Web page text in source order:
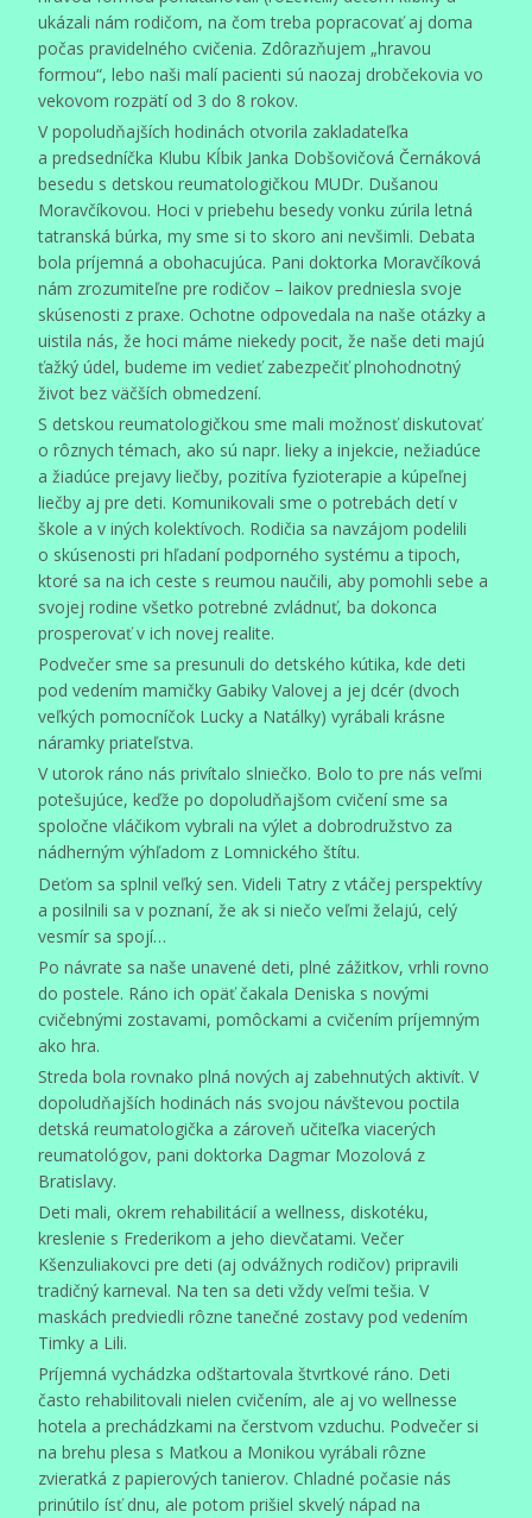
ukázali nám rodičom, na čom treba popracovať aj doma
počas pravidelného cvičenia. Zdôrazňujem „hravou
formou“, lebo naši malí pacienti sú naozaj drobčekovia vo
vekovom rozpätí od 3 do 8 rokov.
V popoludňajších hodinách otvorila zakladateľka
a predsedníčka Klubu Kĺbik Janka Dobšovičová Černáková
besedu s detskou reumatologičkou MUDr. Dušanou
Moravčíkovou. Hoci v priebehu besedy vonku zúrila letná
tatranská búrka, my sme si to skoro ani nevšimli. Debata
bola príjemná a obohacujúca. Pani doktorka Moravčíková
nám zrozumiteľne pre rodičov – laikov predniesla svoje
skúsenosti z praxe. Ochotne odpovedala na naše otázky a
uistila nás, že hoci máme niekedy pocit, že naše deti majú
ťažký údel, budeme im vedieť zabezpečiť plnohodnotný
život bez väčších obmedzení.
S detskou reumatologičkou sme mali možnosť diskutovať
o rôznych témach, ako sú napr. lieky a injekcie, nežiadúce
a žiadúce prejavy liečby, pozitíva fyzioterapie a kúpeľnej
liečby aj pre deti. Komunikovali sme o potrebách detí v
škole a v iných kolektívoch. Rodičia sa navzájom podelili
o skúsenosti pri hľadaní podporného systému a tipoch,
ktoré sa na ich ceste s reumou naučili, aby pomohli sebe a
svojej rodine všetko potrebné zvládnuť, ba dokonca
prosperovať v ich novej realite.
Podvečer sme sa presunuli do detského kútika, kde deti
pod vedením mamičky Gabiky Valovej a jej dcér (dvoch
veľkých pomocníčok Lucky a Natálky) vyrábali krásne
náramky priateľstva.
V utorok ráno nás privítalo slniečko. Bolo to pre nás veľmi
potešujúce, keďže po dopoludňajšom cvičení sme sa
spoločne vláčikom vybrali na výlet a dobrodružstvo za
nádherným výhľadom z Lomnického štítu.
Deťom sa splnil veľký sen. Videli Tatry z vtáčej perspektívy
a posilnili sa v poznaní, že ak si niečo veľmi želajú, celý
vesmír sa spojí…
Po návrate sa naše unavené deti, plné zážitkov, vrhli rovno
do postele. Ráno ich opäť čakala Deniska s novými
cvičebnými zostavami, pomôckami a cvičením príjemným
ako hra.
Streda bola rovnako plná nových aj zabehnutých aktivít. V
dopoludňajších hodinách nás svojou návštevou poctila
detská reumatologička a zároveň učiteľka viacerých
reumatológov, pani doktorka Dagmar Mozolová z
Bratislavy.
Deti mali, okrem rehabilitácií a wellness, diskotéku,
kreslenie s Frederikom a jeho dievčatami. Večer
Kšenzuliakovci pre deti (aj odvážnych rodičov) pripravili
tradičný karneval. Na ten sa deti vždy veľmi tešia. V
maskách predviedli rôzne tanečné zostavy pod vedením
Timky a Lili.
Príjemná vychádzka odštartovala štvrtkové ráno. Deti
často rehabilitovali nielen cvičením, ale aj vo wellnesse
hotela a prechádzkami na čerstvom vzduchu. Podvečer si
na brehu plesa s Maťkou a Monikou vyrábali rôzne
zvieratká z papierových tanierov. Chladné počasie nás
prinútilo ísť dnu, ale potom prišiel skvelý nápad na